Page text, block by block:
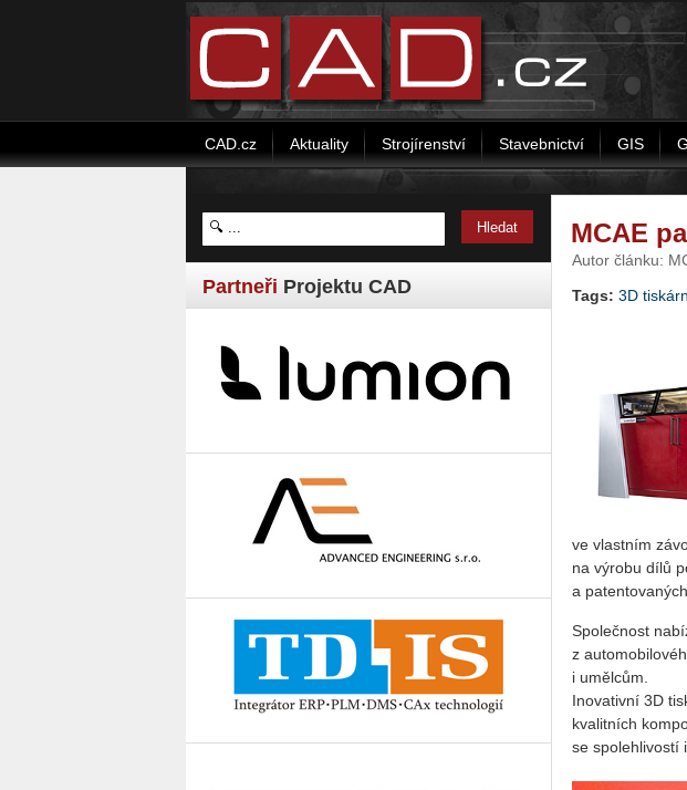
CAD.cz Aktuality Strojírenství Stavebnictví GIS
Partneři Projektu CAD
MCAE
Autor článku:
Tags: 3D
ve vlastním
na výrobu dílů
a
Společnost
z
i umělcům.
Inovativní 3D
kvalitních
se spolehlivostí